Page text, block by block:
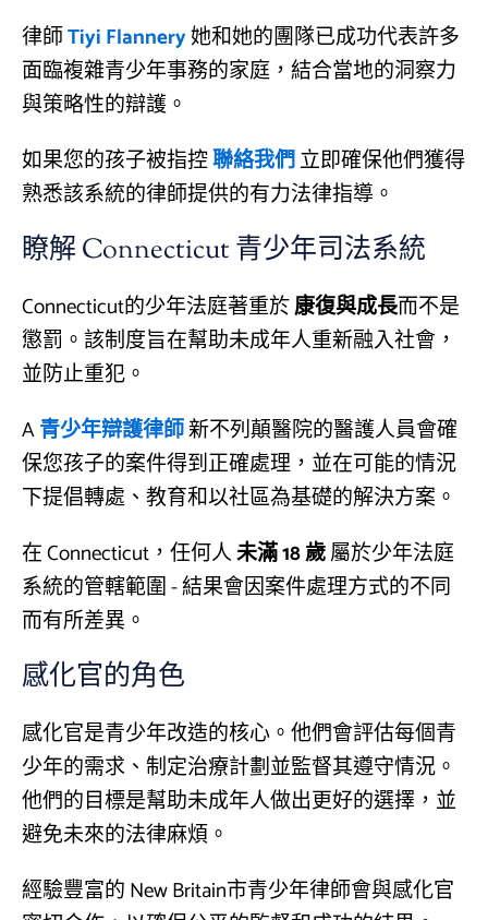
律師Tiyi Flannery她和她的團隊已成功代表許多
面臨複雜青少年事務的家庭，結合當地的洞察力
與策略性的辯護。
如果您的孩子被指控聯絡我們立即確保他們獲得
熟悉該系統的律師提供的有力法律指導。
瞭解 Connecticut 青少年司法系統
Connecticut的少年法庭著重於康復與成長而不是
懲罰。該制度旨在幫助未成年人重新融入社會，
並防止重犯。
A青少年辯護律師新不列顛醫院的醫護人員會確
保您孩子的案件得到正確處理，並在可能的情況
下提倡轉處、教育和以社區為基礎的解決方案。
在 Connecticut，任何人未滿 18 歲屬於少年法庭
系統的管轄範圍 - 結果會因案件處理方式的不同
而有所差異。
感化官的角色
感化官是青少年改造的核心。他們會評估每個青
少年的需求、制定治療計劃並監督其遵守情況。
他們的目標是幫助未成年人做出更好的選擇，並
避免未來的法律麻煩。
經驗豐富的 New Britain市青少年律師會與感化官